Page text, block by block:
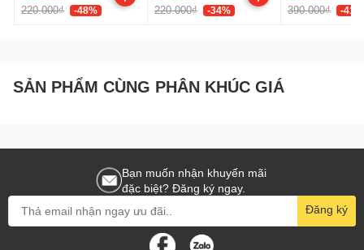
220.000₫ -48% 220.000₫ -34% 390.000₫ -41%
SẢN PHẨM CÙNG PHÂN KHÚC GIÁ
Bạn muốn nhận khuyến mãi
đặc biệt? Đăng ký ngay.
Đăng ký